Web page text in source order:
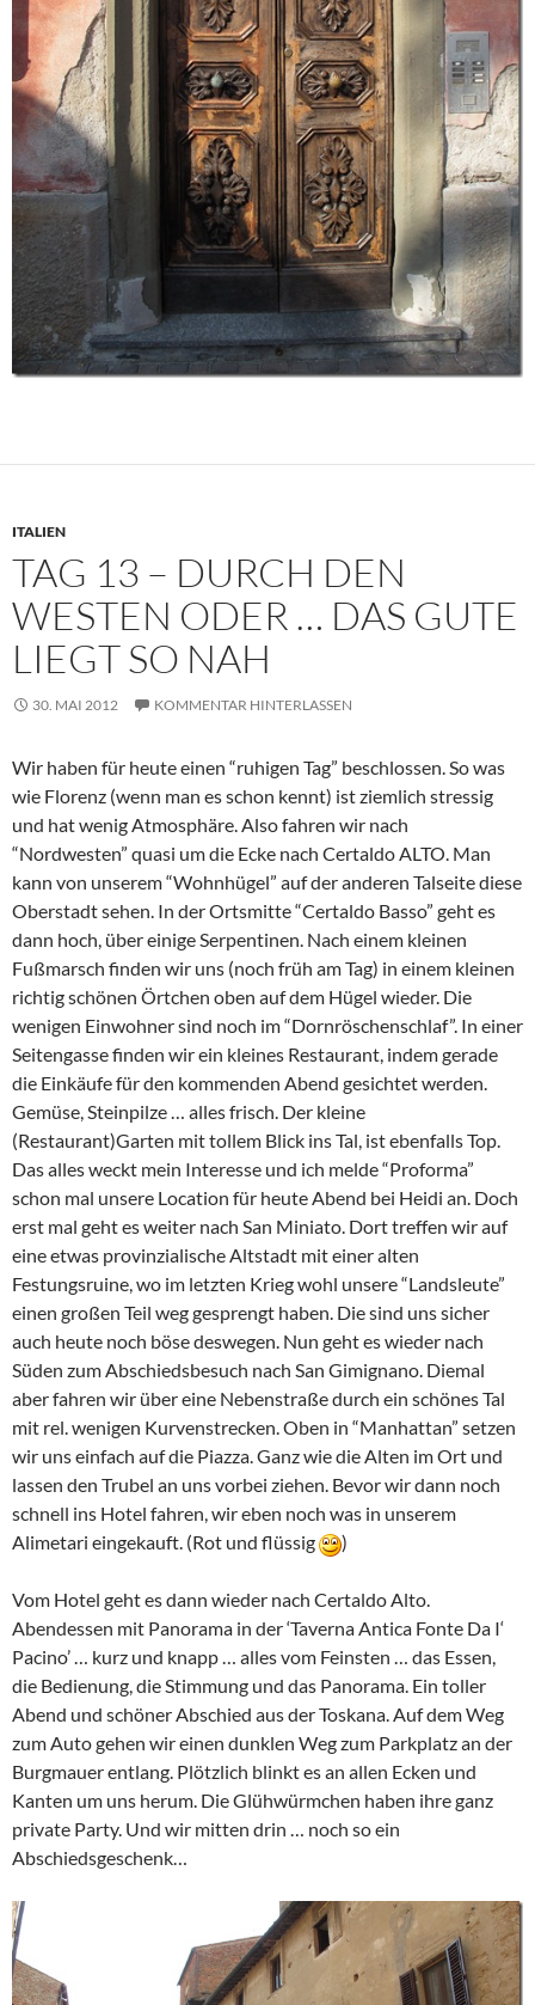
ITALIEN
TAG 13 – DURCH DEN
WESTEN ODER … DAS GUTE
LIEGT SO NAH
30. MAI 2012 KOMMENTAR HINTERLASSEN
Wir haben für heute einen “ruhigen Tag” beschlossen. So was
wie Florenz (wenn man es schon kennt) ist ziemlich stressig
und hat wenig Atmosphäre. Also fahren wir nach
“Nordwesten” quasi um die Ecke nach Certaldo ALTO. Man
kann von unserem “Wohnhügel” auf der anderen Talseite diese
Oberstadt sehen. In der Ortsmitte “Certaldo Basso” geht es
dann hoch, über einige Serpentinen. Nach einem kleinen
Fußmarsch finden wir uns (noch früh am Tag) in einem kleinen
richtig schönen Örtchen oben auf dem Hügel wieder. Die
wenigen Einwohner sind noch im “Dornröschenschlaf”. In einer
Seitengasse finden wir ein kleines Restaurant, indem gerade
die Einkäufe für den kommenden Abend gesichtet werden.
Gemüse, Steinpilze … alles frisch. Der kleine
(Restaurant)Garten mit tollem Blick ins Tal, ist ebenfalls Top.
Das alles weckt mein Interesse und ich melde “Proforma”
schon mal unsere Location für heute Abend bei Heidi an. Doch
erst mal geht es weiter nach San Miniato. Dort treffen wir auf
eine etwas provinzialische Altstadt mit einer alten
Festungsruine, wo im letzten Krieg wohl unsere “Landsleute”
einen großen Teil weg gesprengt haben. Die sind uns sicher
auch heute noch böse deswegen. Nun geht es wieder nach
Süden zum Abschiedsbesuch nach San Gimignano. Diemal
aber fahren wir über eine Nebenstraße durch ein schönes Tal
mit rel. wenigen Kurvenstrecken. Oben in “Manhattan” setzen
wir uns einfach auf die Piazza. Ganz wie die Alten im Ort und
lassen den Trubel an uns vorbei ziehen. Bevor wir dann noch
schnell ins Hotel fahren, wir eben noch was in unserem
Alimetari eingekauft. (Rot und flüssig
)
Vom Hotel geht es dann wieder nach Certaldo Alto.
Abendessen mit Panorama in der ‘Taverna Antica Fonte Da I‘
Pacino’ … kurz und knapp … alles vom Feinsten … das Essen,
die Bedienung, die Stimmung und das Panorama. Ein toller
Abend und schöner Abschied aus der Toskana. Auf dem Weg
zum Auto gehen wir einen dunklen Weg zum Parkplatz an der
Burgmauer entlang. Plötzlich blinkt es an allen Ecken und
Kanten um uns herum. Die Glühwürmchen haben ihre ganz
private Party. Und wir mitten drin … noch so ein
Abschiedsgeschenk…